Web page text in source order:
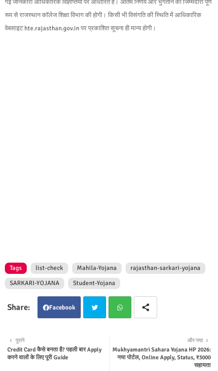
गई जानकारी आधिकारिक विज्ञप्तियों पर आधारित है। अंतिम निर्णय और भुगतान की जिम्मेदारी पूर्ण
रूप से राजस्थान कॉलेज शिक्षा विभाग की होगी। किसी भी विसंगति की स्थिति में आधिकारिक
वेबसाइट hte.rajasthan.gov.in पर प्रकाशित सूचना ही मान्य होगी।
Tags list-check Mahila-Yojana
rajasthan-sarkari-yojana
SARKARI-YOJANA
Student-Yojana
Facebook
ter tsap
और नया
Mukhyamantri Sahara Yojana HP 2026:
नया पोर्टल, Online Apply, Status, ₹3000
सहायता
पुराने
Credit Card कैसे बनता है? पहली बार Apply
करने वालों के लिए पूरी Guide